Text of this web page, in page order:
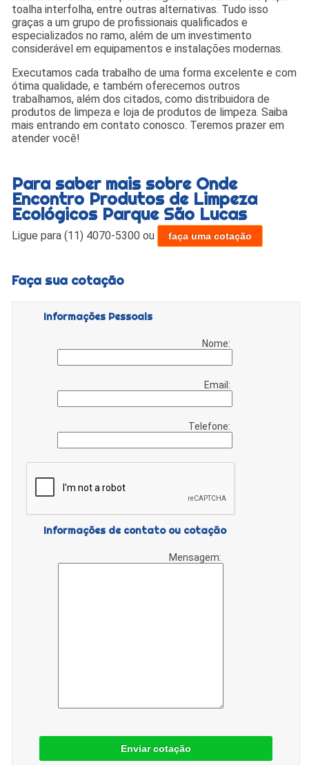
toalha interfolha, entre outras alternativas. Tudo isso
graças a um grupo de profissionais qualificados e
especializados no ramo, além de um investimento
considerável em equipamentos e instalações modernas.
Executamos cada trabalho de uma forma excelente e com
ótima qualidade, e também oferecemos outros
trabalhamos, além dos citados, como distribuidora de
produtos de limpeza e loja de produtos de limpeza. Saiba
mais entrando em contato conosco. Teremos prazer em
atender você!
Para saber mais sobre Onde
Encontro Produtos de Limpeza
Ecológicos Parque São Lucas
Ligue para(11) 4070-5300 ou faça uma cotação
Faça sua cotação
Informações Pessoais
Nome:
Email:
Telefone:
Informações de contato ou cotação
Mensagem:
Enviar cotação